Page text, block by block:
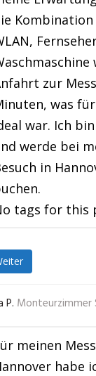
zur
was
war. Ich
werde bei
in
tags for this
P. Monteurzimmer
meinen
habe